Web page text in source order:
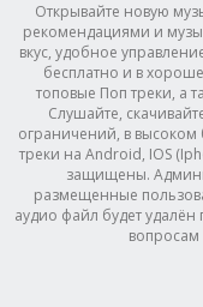
Открывайте новую
рекомендациями и
вкус, удобное
бесплатно и в
топовые Поп треки, а
Слушайте,
ограничений, в высоком
треки на Android, IOS
защищены.
размещенные
аудио файл будет